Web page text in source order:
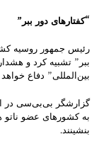
“کفتارهای دور ببر”
رئیس جمهور روسیه
ببر” تشبیه کرد و
بین‌المللی” دفاع
گزارشگر بی‌بی‌سی در
به کشورهای عضو
بنشینند.